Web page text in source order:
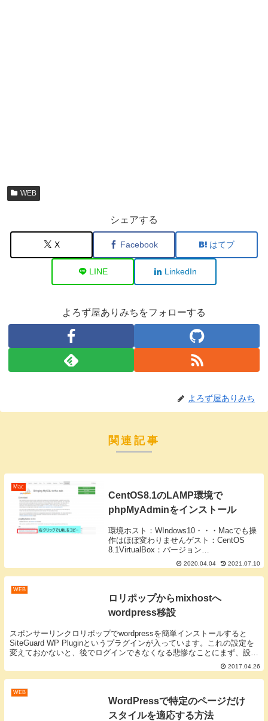
WEB
シェアする
X Facebook はてブ
LINE LinkedIn
よろず屋ありみちをフォローする
よろず屋ありみち
関連記事
Mac
CentOS8.1のLAMP環境で
phpMyAdminをインストール
環境ホスト：WIndows10・・・Macでも操
作はほぼ変わりませんゲスト：CentOS
8.1VirtualBox：バージョン
6.1.4phpMyAdminの最新版をチェック
phpMyAdminのサイトに行き、ダウンロー
ドのページに行きま...
2020.04.04 2021.07.10
WEB
ロリポップからmixhostへ
wordpress移設
スポンサーリンクロリポップでwordpressを簡単インストールすると
SiteGuard WP Pluginというプラグインが入っています。これの設定を
変えておかないと、後でログインできなくなる悲惨なことにまず、設定
2017.04.26
WEB
WordPressで特定のページだけ
スタイルを適応する方法